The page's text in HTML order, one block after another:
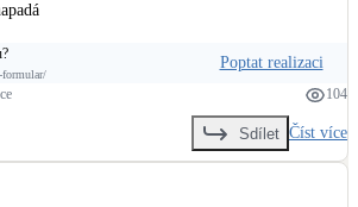
formular/
Poptat realizaci
104
Sdílet Číst více